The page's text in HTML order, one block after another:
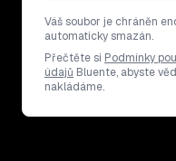
Váš soubor je chráněn
automaticky smazán.
Přečtěte si Podmínky
údajů Bluente, abyste
nakládáme.